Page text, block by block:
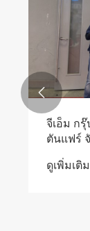
จีเอ็ม ก
ตันแฟร์
แม่นยำ
ดูเพิ่มเติ
